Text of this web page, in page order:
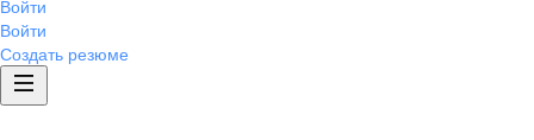
Войти
Войти
Создать резюме